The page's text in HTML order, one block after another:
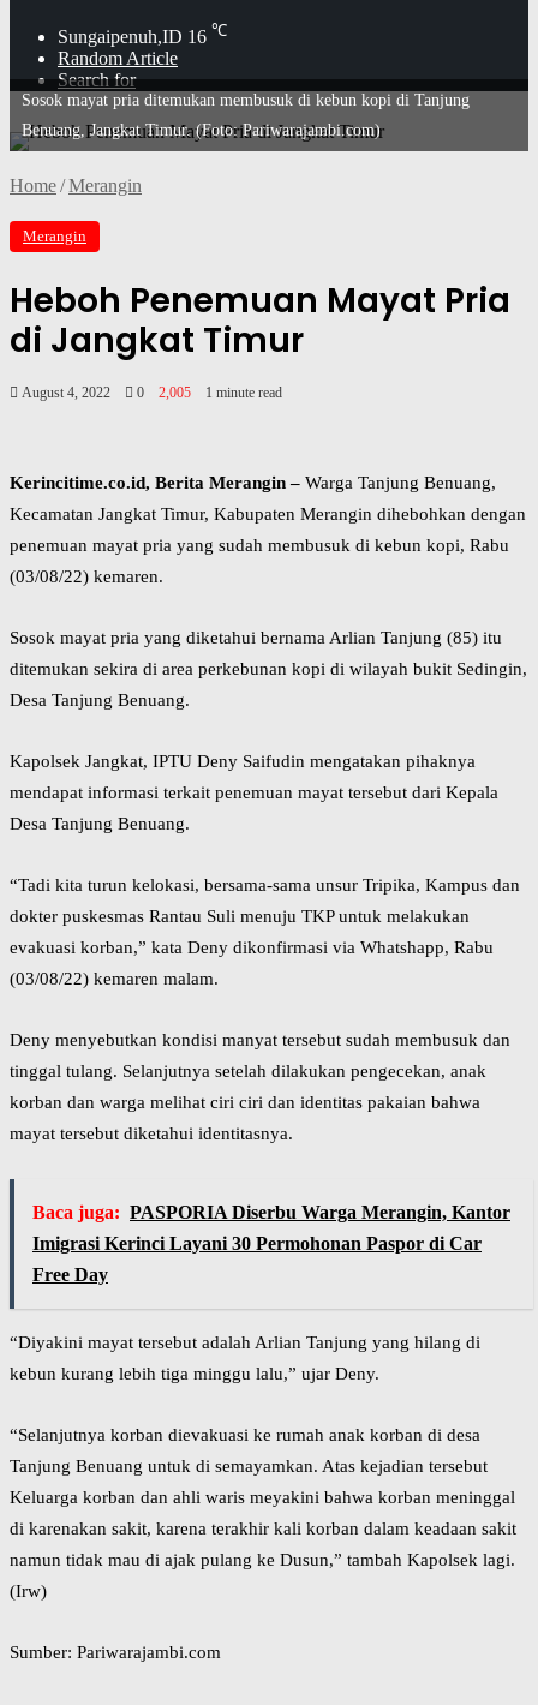
Sungaipenuh,ID 16 ℃
Random Article
Search for
Sosok mayat pria ditemukan membusuk di kebun kopi di Tanjung
Benuang, Jangkat Timur. (Foto: Pariwarajambi.com)
Home/Merangin
Merangin
Heboh Penemuan Mayat Pria
di Jangkat Timur
August 4, 2022 0 2,005 1 minute read
Kerincitime.co.id, Berita Merangin – Warga Tanjung Benuang,
Kecamatan Jangkat Timur, Kabupaten Merangin dihebohkan dengan
penemuan mayat pria yang sudah membusuk di kebun kopi, Rabu
(03/08/22) kemaren.
Sosok mayat pria yang diketahui bernama Arlian Tanjung (85) itu
ditemukan sekira di area perkebunan kopi di wilayah bukit Sedingin,
Desa Tanjung Benuang.
Kapolsek Jangkat, IPTU Deny Saifudin mengatakan pihaknya
mendapat informasi terkait penemuan mayat tersebut dari Kepala
Desa Tanjung Benuang.
“Tadi kita turun kelokasi, bersama-sama unsur Tripika, Kampus dan
dokter puskesmas Rantau Suli menuju TKP untuk melakukan
evakuasi korban,” kata Deny dikonfirmasi via Whatshapp, Rabu
(03/08/22) kemaren malam.
Deny menyebutkan kondisi manyat tersebut sudah membusuk dan
tinggal tulang. Selanjutnya setelah dilakukan pengecekan, anak
korban dan warga melihat ciri ciri dan identitas pakaian bahwa
mayat tersebut diketahui identitasnya.
Baca juga: PASPORIA Diserbu Warga Merangin, Kantor
Imigrasi Kerinci Layani 30 Permohonan Paspor di Car
Free Day
“Diyakini mayat tersebut adalah Arlian Tanjung yang hilang di
kebun kurang lebih tiga minggu lalu,” ujar Deny.
“Selanjutnya korban dievakuasi ke rumah anak korban di desa
Tanjung Benuang untuk di semayamkan. Atas kejadian tersebut
Keluarga korban dan ahli waris meyakini bahwa korban meninggal
di karenakan sakit, karena terakhir kali korban dalam keadaan sakit
namun tidak mau di ajak pulang ke Dusun,” tambah Kapolsek lagi.
(Irw)
Sumber: Pariwarajambi.com